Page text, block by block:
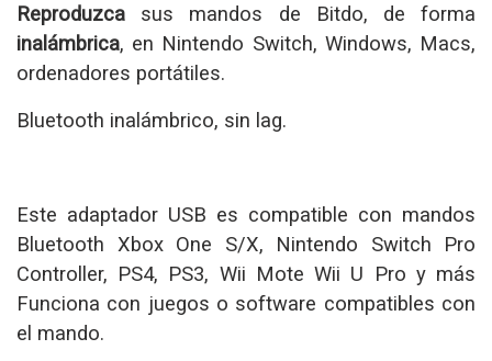
Reproduzca sus mandos de Bitdo, de forma
inalámbrica, en Nintendo Switch, Windows, Macs,
ordenadores portátiles.
Bluetooth inalámbrico, sin lag.
Este adaptador USB es compatible con mandos
Bluetooth Xbox One S/X, Nintendo Switch Pro
Controller, PS4, PS3, Wii Mote Wii U Pro y más
Funciona con juegos o software compatibles con
el mando.